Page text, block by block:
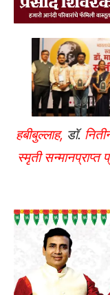
हबीबुल्लाह, डॉ.
स्मृती सन्मानप्राप्त